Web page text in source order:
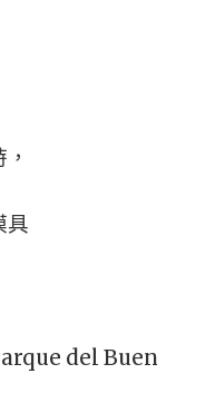
具
del Buen